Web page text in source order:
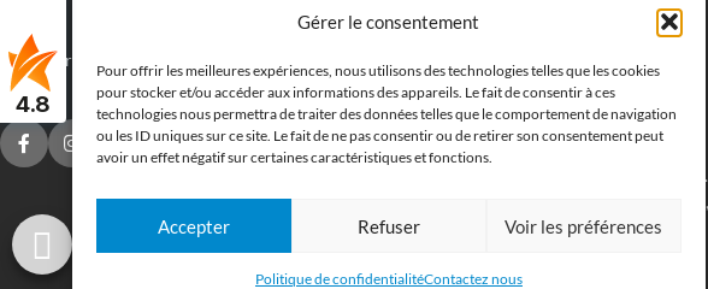
Gérer le consentement
Pour offrir les meilleures expériences, nous utilisons des technologies telles que les cookies
pour stocker et/ou accéder aux informations des appareils. Le fait de consentir à ces
technologies nous permettra de traiter des données telles que le comportement de navigation
ou les ID uniques sur ce site. Le fait de ne pas consentir ou de retirer son consentement peut
avoir un effet négatif sur certaines caractéristiques et fonctions.
Accepter Refuser Voir les préférences
Politique de confidentialitéContactez nous
imprimerie@supraprint24.fr
Imprimerie numérique
grand format
Commandez en ligne l'impression de
supports publicitaires pour votre entreprise.
Nous imprimons : bâche, tissu, film adhésive,
drapeau, oriflamme, affiche, étiquettes et
Belgique, aux Pays-Bas et au Luxembourg et
4.8